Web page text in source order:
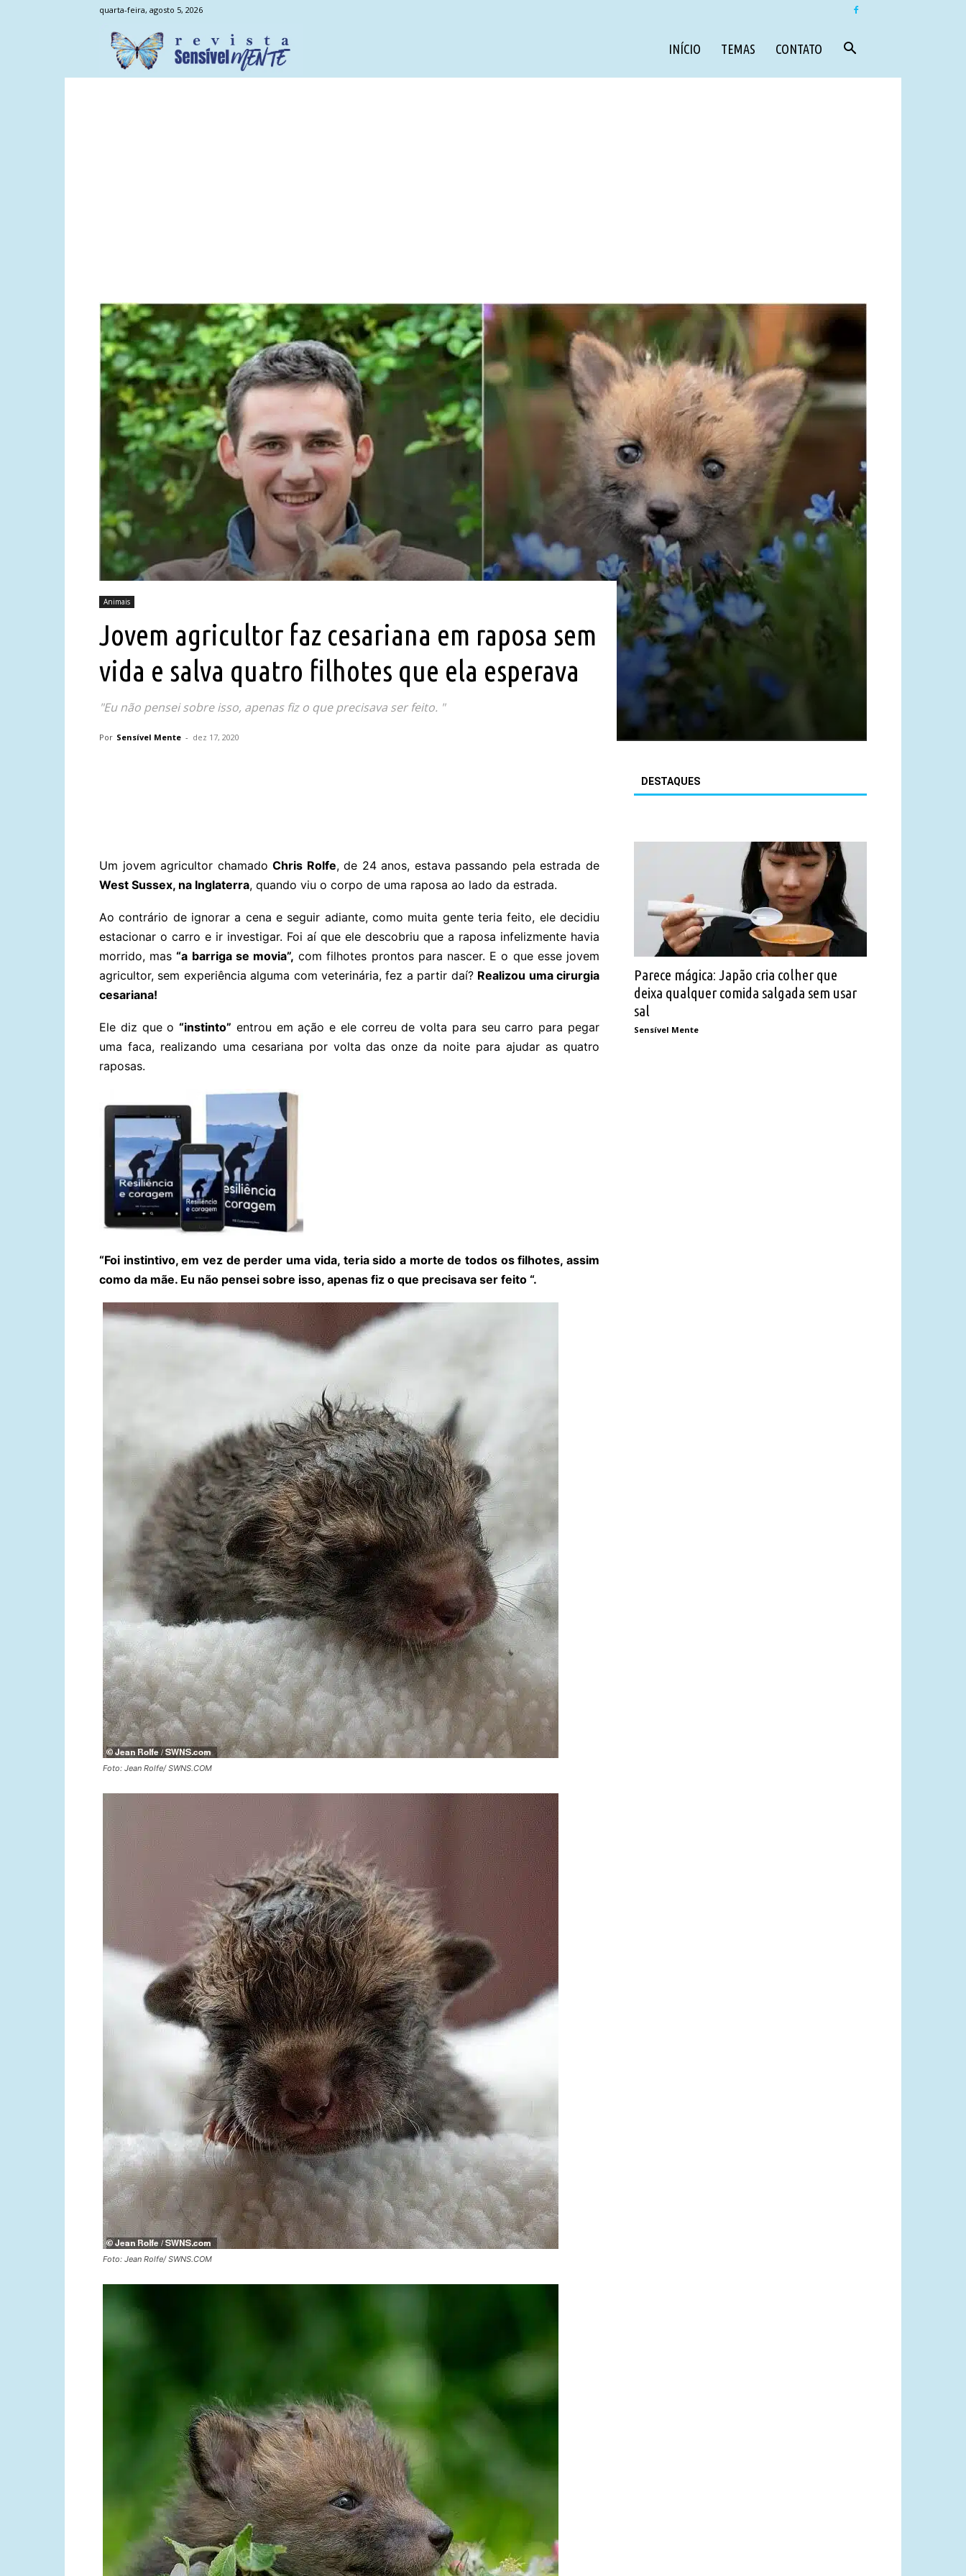
quarta-feira, agosto 5, 2026
INÍCIO TEMAS CONTATO
Animais
Jovem agricultor faz cesariana em raposa sem
vida e salva quatro filhotes que ela esperava
"Eu não pensei sobre isso, apenas fiz o que precisava ser feito. "
Por Sensível Mente - dez 17, 2020
Um jovem agricultor chamadoChris Rolfe, de 24 anos, estava passando pela estrada de
West Sussex, na Inglaterra, quando viu o corpo de uma raposa ao lado da estrada.
Ao contrário de ignorar a cena e seguir adiante, como muita gente teria feito, ele decidiu
estacionar o carro e ir investigar. Foi aí que ele descobriu que a raposa infelizmente havia
morrido, mas“a barriga se movia”, com filhotes prontos para nascer. E o que esse jovem
agricultor, sem experiência alguma com veterinária, fez a partir daí? Realizou uma cirurgia
cesariana!
Ele diz que o“instinto” entrou em ação e ele correu de volta para seu carro para pegar
uma faca, realizando uma cesariana por volta das onze da noite para ajudar as quatro
raposas.
“Foi instintivo, em vez de perder uma vida, teria sido a morte de todos os filhotes, assim
como da mãe. Eu não pensei sobre isso, apenas fiz o que precisava ser feito “.
Foto: Jean Rolfe/ SWNS.COM
Foto: Jean Rolfe/ SWNS.COM
DESTAQUES
Parece mágica: Japão cria colher que
deixa qualquer comida salgada sem usar
sal
Sensível Mente